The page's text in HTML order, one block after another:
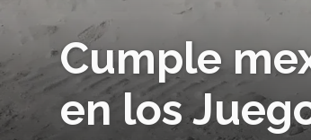
Cumple
en los